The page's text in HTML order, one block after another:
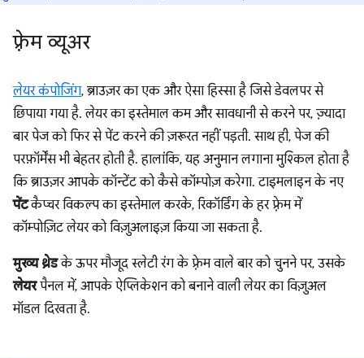
फ़्रेम व्यूअर
लेयर कंपोजिंग, ब्राउज़र का एक और ऐसा हिस्सा है जिसे डेवलपर से
छिपाया गया है. लेयर का इस्तेमाल कम और सावधानी से करने पर, ज़्यादा
बार पेज को फिर से पेंट करने की ज़रूरत नहीं पड़ती. साथ ही, पेज की
परफ़ॉर्मेंस भी बेहतर होती है. हालांकि, यह अनुमान लगाना मुश्किल होता है
कि ब्राउज़र आपके कॉन्टेंट को कैसे कॉम्पोज़ करेगा. टाइमलाइन के नए
पेंटकैप्चर विकल्प का इस्तेमाल करके, रिकॉर्डिंग के हर फ़्रेम में
कॉम्पोज़िट लेयर को विज़ुअलाइज़ किया जा सकता है.
मुख्य थ्रेडके ऊपर मौजूद स्लेटी रंग के फ़्रेम वाले बार को चुनने पर, उसके
लेयरपैनल में, आपके ऐप्लिकेशन को बनाने वाली लेयर का विज़ुअल
मॉडल दिखता है.